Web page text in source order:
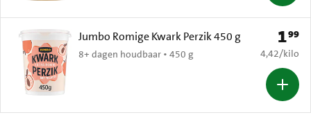
Jumbo Romige Kwark Perzik 450 g
8+ dagen houdbaar • 450 g
Prijs:
199
€ 4,42 per
4,42/kilo